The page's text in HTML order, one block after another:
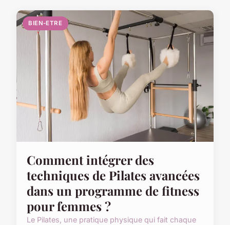
BIEN-ETRE
Comment intégrer des
techniques de Pilates avancées
dans un programme de fitness
pour femmes ?
Le Pilates, une pratique physique qui fait chaque